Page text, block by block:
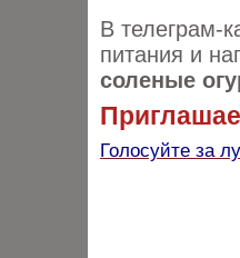
В телеграм-
питания и
соленые
Голосуйте за